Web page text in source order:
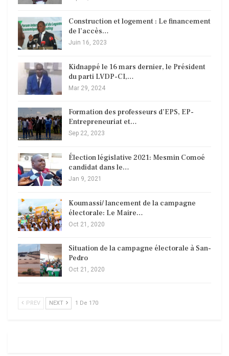
Construction et logement : Le financement
de l’accès…
Juin 16, 2023
Kidnappé le 16 mars dernier, le Président
du parti LVDP-CI,…
Mar 29, 2024
Formation des professeurs d’EPS, EP-
Entrepreneuriat et…
Sep 22, 2023
Élection législative 2021: Mesmin Comoé
candidat dans le…
Jan 9, 2021
Koumassi/ lancement de la campagne
électorale: Le Maire…
Oct 21, 2020
Situation de la campagne électorale à San-
Pedro
Oct 21, 2020
PREV NEXT 1 De 170